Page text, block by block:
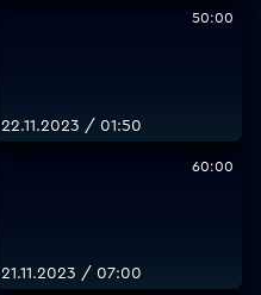
50:00
22.11.2023 / 01:50
60:00
21.11.2023 / 07:00